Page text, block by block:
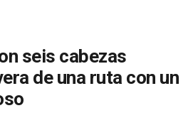
seis cabezas
de una ruta con un